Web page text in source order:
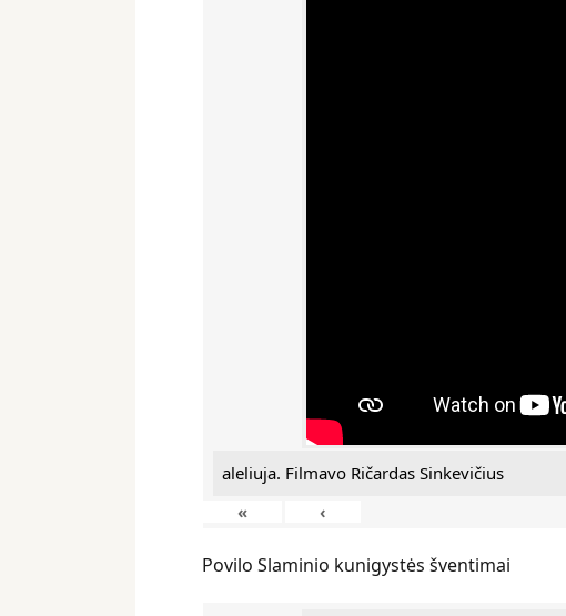
aleliuja. Filmavo Ričardas Sinkevičius
«
‹
Povilo Slaminio kunigystės šventimai